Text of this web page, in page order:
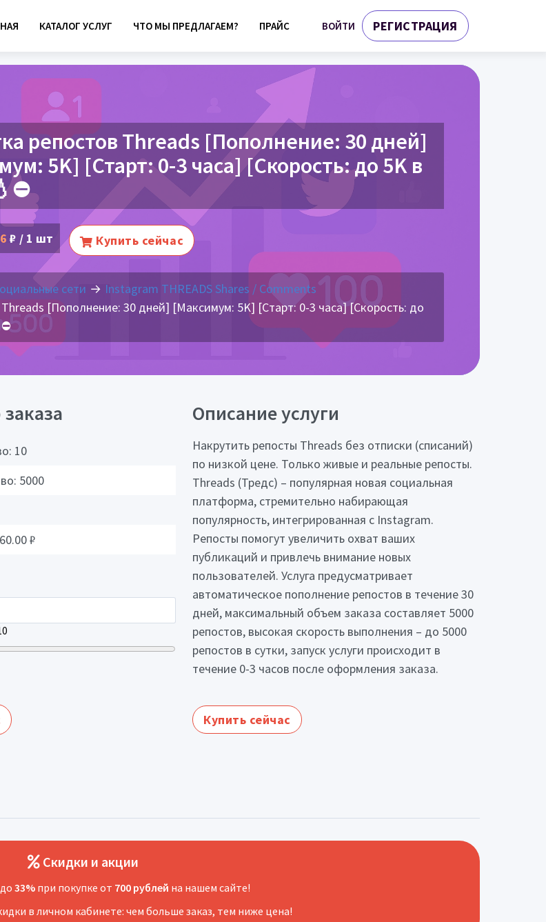
КАТАЛОГ УСЛУГ ЧТО МЫ ПРЕДЛАГАЕМ? ПРАЙС ВОЙТИ РЕГИСТРАЦИЯ
репостов Threads [Пополнение: 30 дней]
5K] [Старт: 0-3 часа] [Скорость: до 5K в
₽ / 1 шт Купить сейчас
сети
Instagram THREADS Shares / Comments
[Пополнение: 30 дней] [Максимум: 5K] [Старт: 0-3 часа] [Скорость: до
10
5000
₽
Описание услуги
Накрутить репосты Threads без отписки (списаний)
по низкой цене. Только живые и реальные репосты.
Threads (Тредс) – популярная новая социальная
платформа, стремительно набирающая
популярность, интегрированная с Instagram.
Репосты помогут увеличить охват ваших
публикаций и привлечь внимание новых
пользователей. Услуга предусматривает
автоматическое пополнение репостов в течение 30
дней, максимальный объем заказа составляет 5000
репостов, высокая скорость выполнения – до 5000
репостов в сутки, запуск услуги происходит в
течение 0-3 часов после оформления заказа.
Купить сейчас
Скидки и акции
33% при покупке от 700 рублей на нашем сайте!
в личном кабинете: чем больше заказ, тем ниже цена!